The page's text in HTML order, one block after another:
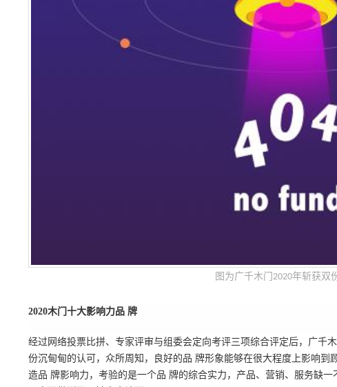
图为广千木门2020年斩获双
2020木门十大影响力品 牌
经过网络投票比拼、专家评审与组委会定向考评三项综合评定后，广千
份沉甸甸的认可，众所周知，良好的品 牌形象能够在很大程度上影响到
造品 牌影响力，考验的是一个品 牌的综合实力，产品、营销、服务缺